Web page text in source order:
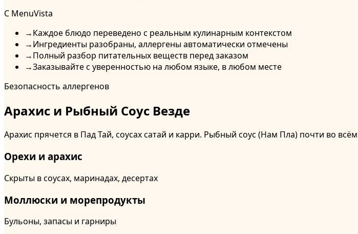
С MenuVista
→Каждое блюдо переведено с реальным кулинарным контекстом
→Ингредиенты разобраны, аллергены автоматически отмечены
→Полный разбор питательных веществ перед заказом
→Заказывайте с уверенностью на любом языке, в любом месте
Безопасность аллергенов
Арахис и Рыбный Соус Везде
Арахис прячется в Пад Тай, соусах сатай и карри. Рыбный соус (Нам Пла) почти во
Орехи и арахис
Скрыты в соусах, маринадах, десертах
Моллюски и морепродукты
Бульоны, запасы и гарниры